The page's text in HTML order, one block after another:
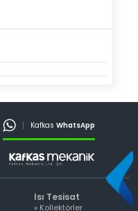
KafkasWhatsApp
Isı Tesisat
» Kollektörler